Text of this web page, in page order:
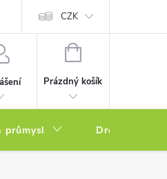
údajů Soubory cookies
CZK
NÁKUPNÍ
Prázdný košík
průmysl Drogerie